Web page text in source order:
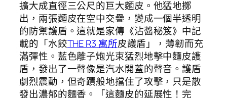
擴大成直徑三公尺的巨大麵皮。他猛地擲
出，兩張麵皮在空中交疊，變成一個半透明
的防禦護盾。這就是家傳《沾醬秘笈》中記
載的「水餃THE R3 寓所皮護盾」，薄韌而充
滿彈性。藍色離子炮光束猛烈地擊中麵皮護
盾，發出了一聲像是汽水開蓋的聲音。護盾
劇烈震動，但奇蹟般地擋住了攻擊，只是散
發出濃郁的麵香。「這麵皮的延展性！完